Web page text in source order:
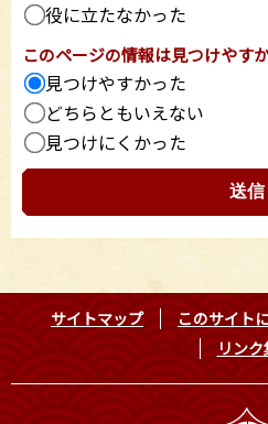
役に立たなかった
このページの情報は見つけやす
見つけやすかった
どちらともいえない
見つけにくかった
サイトマップ このサイト
リンク